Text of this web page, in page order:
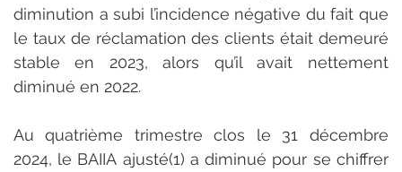
diminution a subi l’incidence négative du fait que
le taux de réclamation des clients était demeuré
stable en 2023, alors qu’il avait nettement
diminué en 2022.
Au quatrième trimestre clos le 31 décembre
2024, le BAIIA ajusté(1) a diminué pour se chiffrer